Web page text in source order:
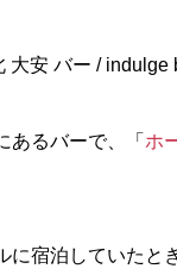
大安 バー / indulge
あるバーで、「 ホ
に宿泊していたと